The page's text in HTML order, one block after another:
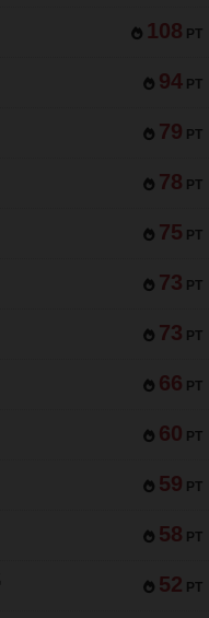
108 PT
94 PT
79 PT
78 PT
75 PT
73 PT
73 PT
66 PT
60 PT
59 PT
58 PT
52 PT